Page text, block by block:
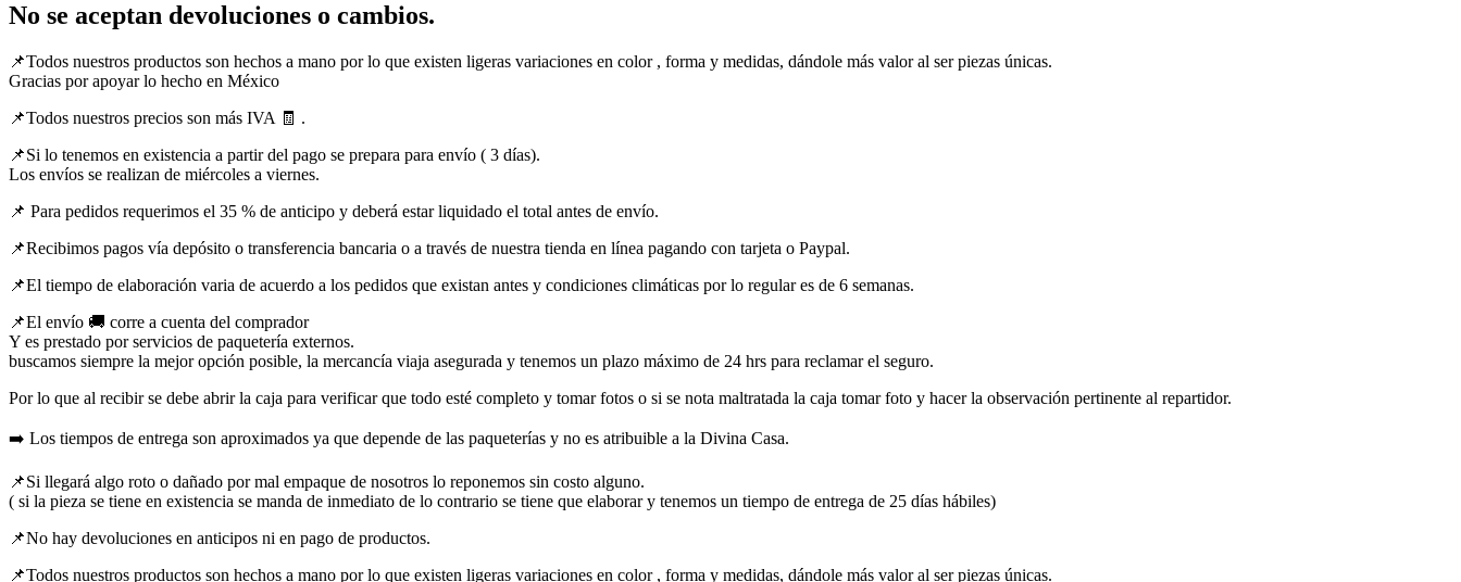
No se aceptan devoluciones o cambios.
📌Todos nuestros productos son hechos a mano por lo que existen ligeras variaciones en color , forma y medidas, dándole más valor al ser piezas únicas.
Gracias por apoyar lo hecho en México
📌Todos nuestros precios son más IVA 🧾 .
📌Si lo tenemos en existencia a partir del pago se prepara para envío ( 3 días).
Los envíos se realizan de miércoles a viernes.
📌 Para pedidos requerimos el 35 % de anticipo y deberá estar liquidado el total antes de envío.
📌Recibimos pagos vía depósito o transferencia bancaria o a través de nuestra tienda en línea pagando con tarjeta o Paypal.
📌El tiempo de elaboración varia de acuerdo a los pedidos que existan antes y condiciones climáticas por lo regular es de 6 semanas.
📌El envío 🚚 corre a cuenta del comprador
Y es prestado por servicios de paquetería externos.
buscamos siempre la mejor opción posible, la mercancía viaja asegurada y tenemos un plazo máximo de 24 hrs para reclamar el seguro.
Por lo que al recibir se debe abrir la caja para verificar que todo esté completo y tomar fotos o si se nota maltratada la caja tomar foto y hacer la observación pertinente al repartidor.
➡️ Los tiempos de entrega son aproximados ya que depende de las paqueterías y no es atribuible a la Divina Casa.
📌Si llegará algo roto o dañado por mal empaque de nosotros lo reponemos sin costo alguno.
( si la pieza se tiene en existencia se manda de inmediato de lo contrario se tiene que elaborar y tenemos un tiempo de entrega de 25 días hábiles)
📌No hay devoluciones en anticipos ni en pago de productos.
📌Todos nuestros productos son hechos a mano por lo que existen ligeras variaciones en color , forma y medidas, dándole más valor al ser piezas únicas.